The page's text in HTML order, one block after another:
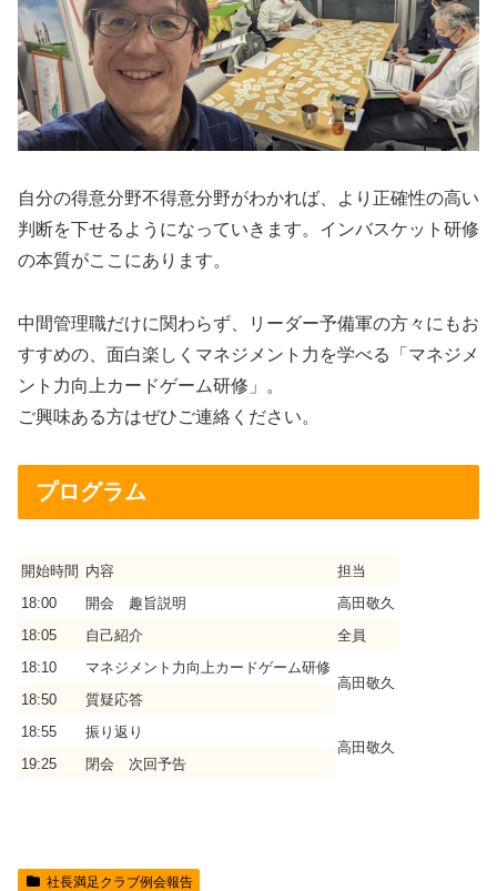
自分の得意分野不得意分野がわかれば、より正確性の高い
判断を下せるようになっていきます。インバスケット研修
の本質がここにあります。
中間管理職だけに関わらず、リーダー予備軍の方々にもお
すすめの、面白楽しくマネジメント力を学べる「マネジメ
ント力向上カードゲーム研修」。
ご興味ある方はぜひご連絡ください。
プログラム
開始時間 内容
担当
18:00
開会 趣旨説明
高田敬久
18:05
自己紹介
全員
18:10
マネジメント力向上カードゲーム研修
高田敬久
18:50
質疑応答
18:55
振り返り
高田敬久
19:25
閉会 次回予告
社長満足クラブ例会報告